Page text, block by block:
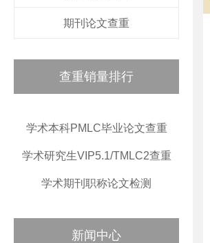
期刊论文查重
查重销量排行
学术本科PMLC毕业论文查重
学术研究生VIP5.1/TMLC2查重
学术期刊职称论文检测
新闻中心